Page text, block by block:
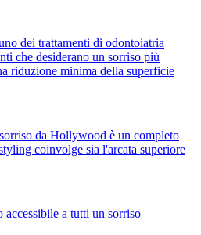
dei trattamenti di odontoiatria
che desiderano un sorriso più
riduzione minima della superficie
da Hollywood è un completo
coinvolge sia l'arcata superiore
accessibile a tutti un sorriso